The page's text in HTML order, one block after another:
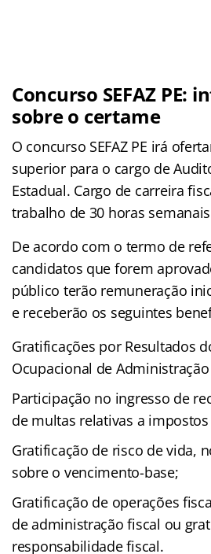
Concurso SEFAZ PE:
sobre o certame
O concurso SEFAZ PE irá
superior para o cargo de
Estadual. Cargo de carreira
trabalho de 30 horas
De acordo com o termo de
candidatos que forem
público terão remuneração
e receberão os seguintes
Gratificações por Resultados
Ocupacional de Administração
Participação no ingresso de
de multas relativas a
Gratificação de risco de vida,
sobre o vencimento-base;
Gratificação de operações
de administração fiscal ou
responsabilidade fiscal.